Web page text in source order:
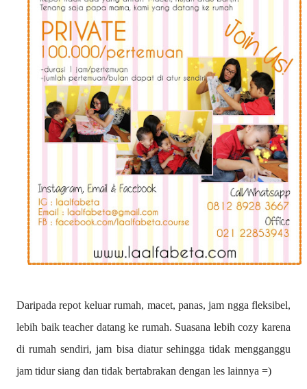
Daripada repot keluar rumah, macet, panas, jam ngga fleksibel,
lebih baik teacher datang ke rumah. Suasana lebih cozy karena
di rumah sendiri, jam bisa diatur sehingga tidak mengganggu
jam tidur siang dan tidak bertabrakan dengan les lainnya =)